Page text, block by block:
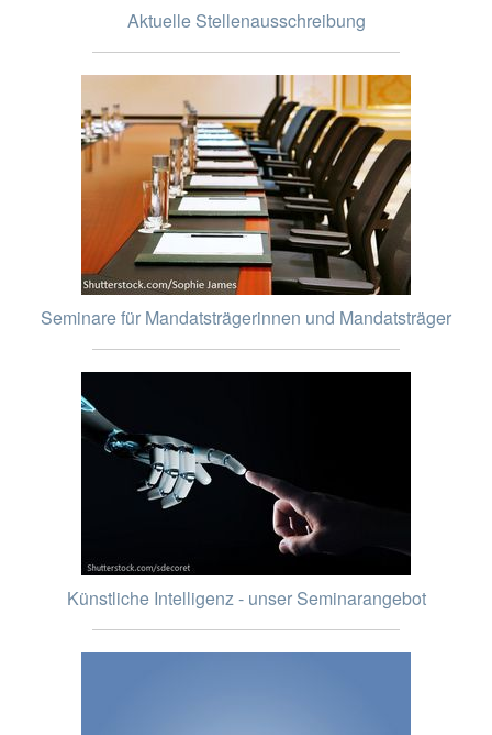
Aktuelle Stellenausschreibung
Seminare für Mandatsträgerinnen und Mandatsträger
Künstliche Intelligenz - unser Seminarangebot